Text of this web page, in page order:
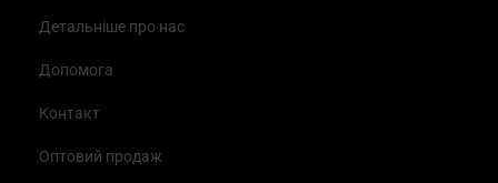
Детальніше про нас
Допомога
Контакт
Оптовий продаж